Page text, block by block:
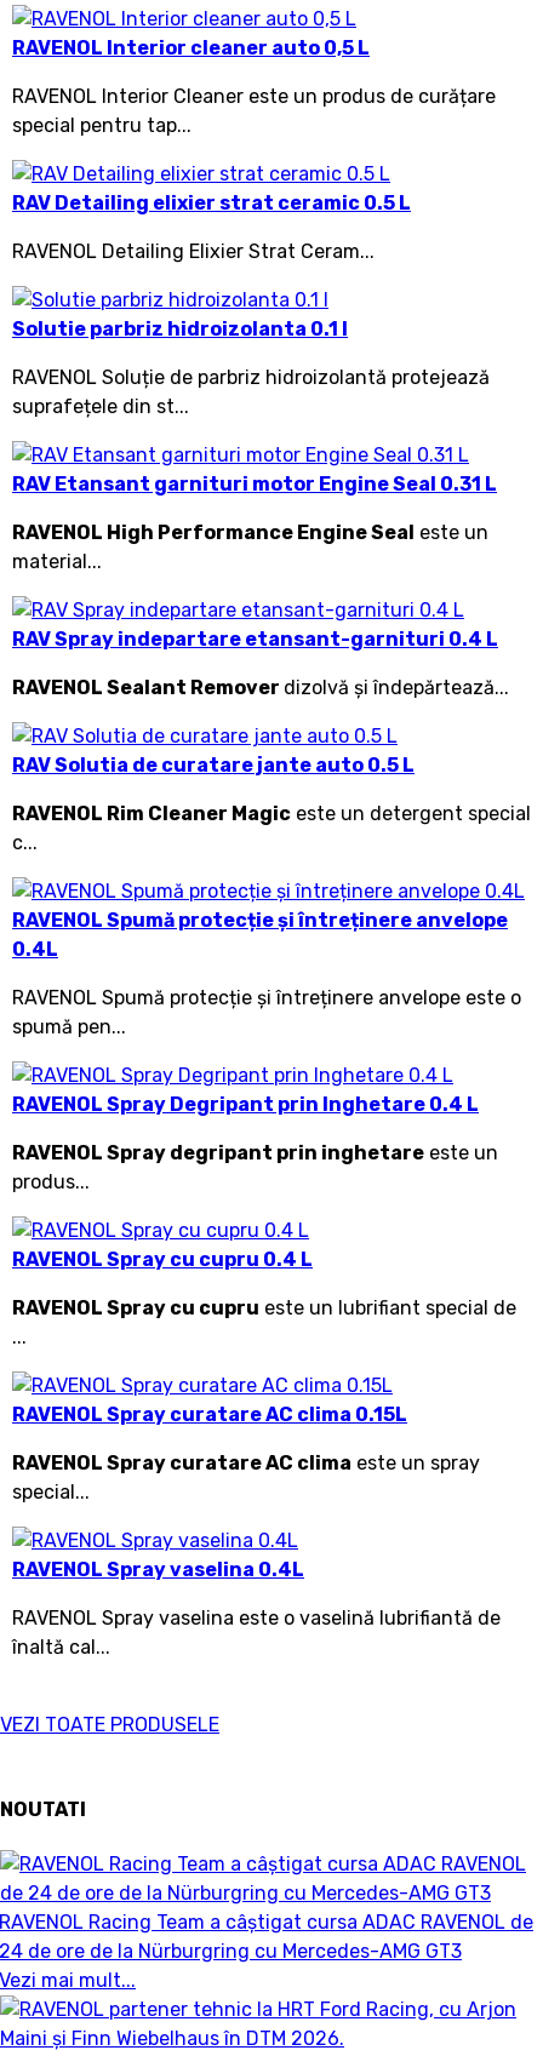
RAVENOL Interior cleaner auto 0,5 L
RAVENOL Interior Cleaner este un produs de curățare
special pentru tap...
RAV Detailing elixier strat ceramic 0.5 L
RAVENOL Detailing Elixier Strat Ceram...
Solutie parbriz hidroizolanta 0.1 l
RAVENOL Soluție de parbriz hidroizolantă protejează
suprafețele din st...
RAV Etansant garnituri motor Engine Seal 0.31 L
RAVENOL High Performance Engine Seal este un
material...
RAV Spray indepartare etansant-garnituri 0.4 L
RAVENOL Sealant Remover dizolvă și îndepărtează...
RAV Solutia de curatare jante auto 0.5 L
RAVENOL Rim Cleaner Magic este un detergent special
c...
RAVENOL Spumă protecție și întreținere anvelope
0.4L
RAVENOL Spumă protecție și întreținere anvelope este o
spumă pen...
RAVENOL Spray Degripant prin Inghetare 0.4 L
RAVENOL Spray degripant prin inghetare este un
produs...
RAVENOL Spray cu cupru 0.4 L
RAVENOL Spray cu cupru este un lubrifiant special de
...
RAVENOL Spray curatare AC clima 0.15L
RAVENOL Spray curatare AC clima este un spray
special...
RAVENOL Spray vaselina 0.4L
RAVENOL Spray vaselina este o vaselină lubrifiantă de
înaltă cal...
VEZI TOATE PRODUSELE
NOUTATI
RAVENOL Racing Team a câștigat cursa ADAC RAVENOL de
24 de ore de la Nürburgring cu Mercedes-AMG GT3
Vezi mai mult...